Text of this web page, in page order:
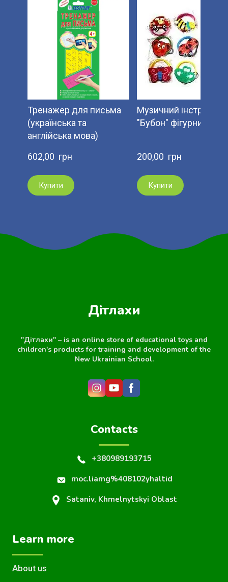
Тренажер для письма
(українська та
англійська мова)
602,00  грн
Купити
Музичний інструмент
"Бубон" фігурний.
200,00  грн
Купити
Дітлахи
"Дітлахи" – is an online store of educational toys and
children's products for training and development of the
New Ukrainian School.
Contacts
+380989193715
moc.liamg%408102yhaltid
Sataniv, Khmelnytskyi Oblast
Learn more
About us